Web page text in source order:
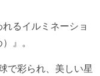
るイルミネーショ
』。
で彩られ、美しい星